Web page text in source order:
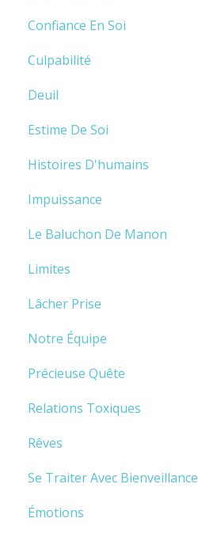
Confiance En Soi
Culpabilité
Deuil
Estime De Soi
Histoires D'humains
Impuissance
Le Baluchon De Manon
Limites
Lâcher Prise
Notre Équipe
Précieuse Quête
Relations Toxiques
Rêves
Se Traiter Avec Bienveillance
Émotions